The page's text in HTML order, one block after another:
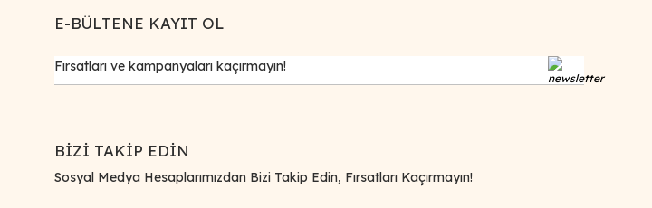
E-BÜLTENE KAYIT OL
BİZİ TAKİP EDİN
Sosyal Medya Hesaplarımızdan Bizi Takip Edin, Fırsatları Kaçırmayın!